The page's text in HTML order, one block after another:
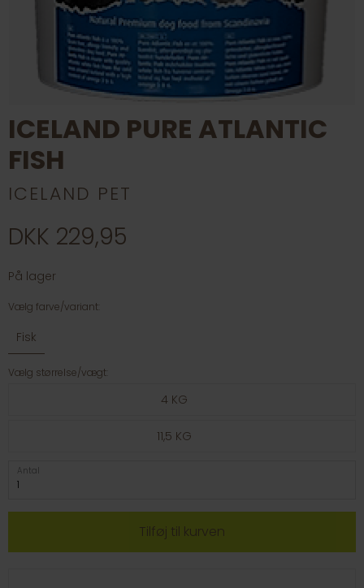
ICELAND PURE ATLANTIC
FISH
ICELAND PET
DKK 229,95
På lager
Vælg farve/variant:
Fisk
Vælg størrelse/vægt:
4 KG
11,5 KG
Antal